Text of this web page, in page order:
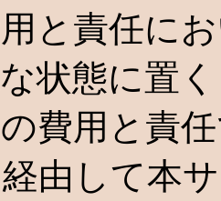
と責任に
状態に置
費用と責
由して本